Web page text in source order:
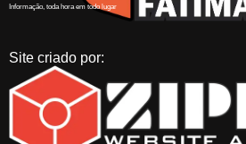
Informação, toda hora em todo lugar
Site criado por: